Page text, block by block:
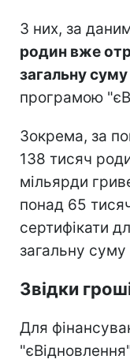
З них, за
родин вже
загальну
програмою
Зокрема, за
138 тисяч
мільярди
понад 65
сертифікати
загальну
Звідки
Для